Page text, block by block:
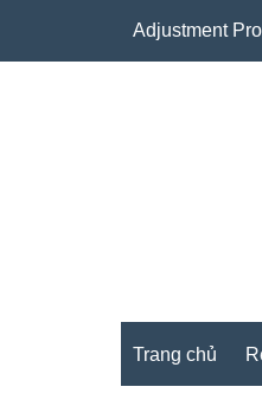
Adjustment
Trang chủ